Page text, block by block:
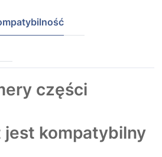
części
jest kompatybilny